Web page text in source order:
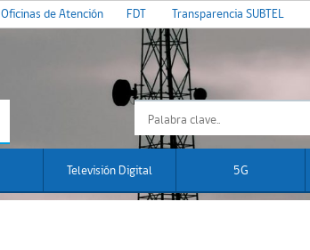
Oficinas de Atención FDT Transparencia SUBTEL
Televisión Digital 5G